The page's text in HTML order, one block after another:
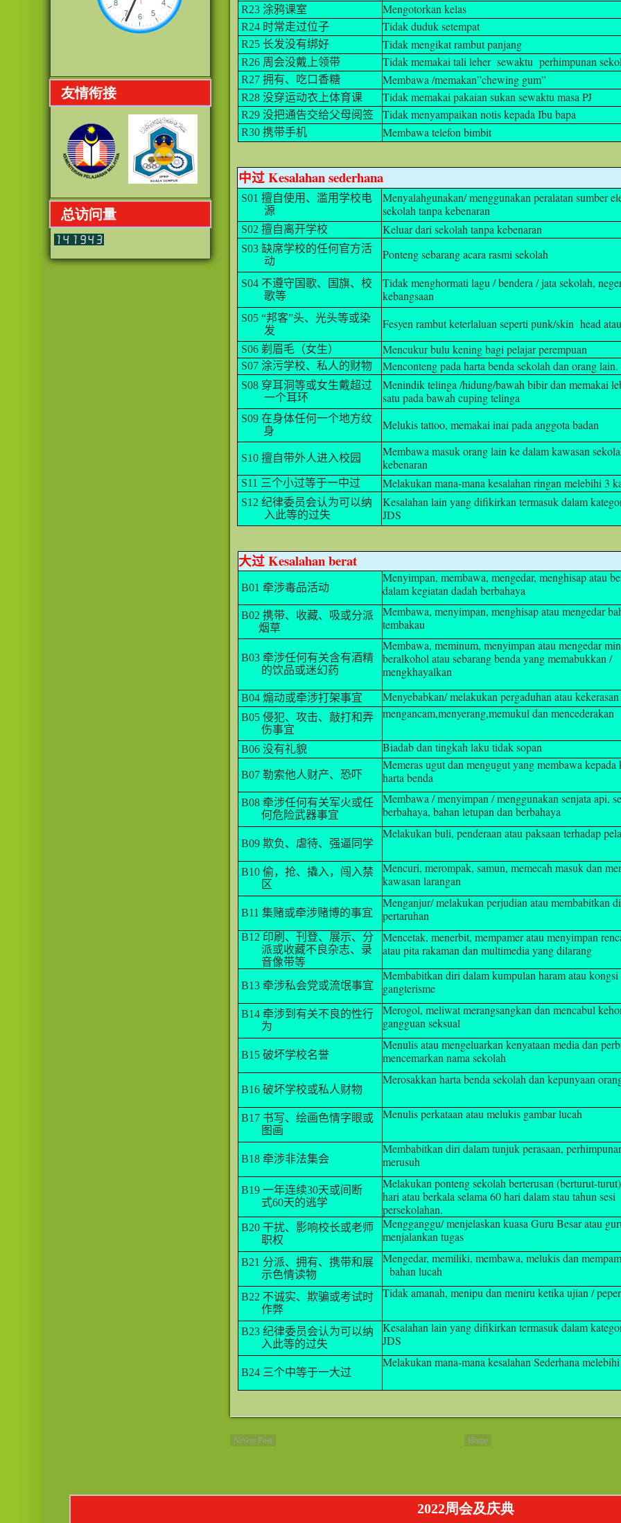
R23涂鸦课室 Mengotorkan kelas
R24 时常走过位子 Tidak duduk setempat
R25 长发没有绑好 Tidak mengikat rambut panjang
R26 周会没戴上领带 Tidak memakai tali leher sewaktu perhimpunan
R27拥有、吃口香糖 Membawa /memakan”chewing gum”
R28没穿运动衣上体育课 Tidak memakai pakaian sukan sewaktu masa PJ
R29没把通告交给父母阅签 Tidak menyampaikan notis kepada Ibu bapa
R30携带手机 Membawa telefon bimbit
中过Kesalahan sederhana
S01 擅自使用、滥用学校电
源
Menyalahgunakan/ menggunakan peralatan sumber
sekolah tanpa kebenaran
S02 擅自离开学校 Keluar dari sekolah tanpa kebenaran
S03 缺席学校的任何官方活
动
Ponteng sebarang acara rasmi sekolah
S04 不遵守国歌、国旗、校
歌等
Tidak menghormati lagu / bendera / jata sekolah,
kebangsaan
S05 “邦客”头、光头等或染
发
Fesyen rambut keterlaluan seperti punk/skin head
S06 剃眉毛（女生） Mencukur bulu kening bagi pelajar perempuan
S07 涂污学校、私人的财物 Menconteng pada harta benda sekolah dan orang lain.
S08 穿耳洞等或女生戴超过
一个耳环
Menindik telinga /hidung/bawah bibir dan memakai
satu pada bawah cuping telinga
S09 在身体任何一个地方纹
身
Melukis tattoo, memakai inai pada anggota badan
S10 擅自带外人进入校园
Membawa masuk orang lain ke dalam kawasan
kebenaran
S11 三个小过等于一中过 Melakukan mana-mana kesalahan ringan melebihi 3
S12 纪律委员会认为可以纳
入此等的过失
Kesalahan lain yang difikirkan termasuk dalam
JDS
大过Kesalahan berat
B01牵涉毒品活动
Menyimpan, membawa, mengedar, menghisap atau
dalam kegiatan dadah berbahaya
B02携带、收藏、吸或分派
烟草
Membawa, menyimpan, menghisap atau mengedar
tembakau
B03牵涉任何有关含有酒精
的饮品或迷幻药
Membawa, meminum, menyimpan atau mengedar
beralkohol atau sebarang benda yang memabukkan /
mengkhayalkan
B04煽动或牵涉打架事宜 Menyebabkan/ melakukan pergaduhan atau kekerasan
B05侵犯、攻击、敲打和弄
伤事宜
mengancam,menyerang,memukul dan mencederakan
B06没有礼貌 Biadab dan tingkah laku tidak sopan
B07勒索他人财产、恐吓
Memeras ugut dan mengugut yang membawa kepada
harta benda
B08牵涉任何有关军火或任
何危险武器事宜
Membawa / menyimpan / menggunakan senjata api,
berbahaya, bahan letupan dan berbahaya
B09欺负、虐待、强逼同学
Melakukan buli, penderaan atau paksaan terhadap
B10偷，抢、撬入，闯入禁
区
Mencuri, merompak, samun, memecah masuk dan
kawasan larangan
B11集赌或牵涉赌博的事宜
Menganjur/ melakukan perjudian atau membabitkan
pertaruhan
B12 印刷、刊登、展示、分
派或收藏不良杂志、录
音像带等
Mencetak, menerbit, mempamer atau menyimpan
atau pita rakaman dan multimedia yang dilarang
B13牵涉私会党或流氓事宜
Membabitkan diri dalam kumpulan haram atau kongsi
gangterisme
B14牵涉到有关不良的性行
为
Merogol, meliwat merangsangkan dan mencabul
gangguan seksual
B15破坏学校名誉
Menulis atau mengeluarkan kenyataan media dan
mencemarkan nama sekolah
B16破坏学校或私人财物
Merosakkan harta benda sekolah dan kepunyaan
B17 书写、绘画色情字眼或
图画
Menulis perkataan atau melukis gambar lucah
B18牵涉非法集会
Membabitkan diri dalam tunjuk perasaan,
merusuh
B19一年连续30天或间断
式60天的逃学
Melakukan ponteng sekolah berterusan (berturut-
hari atau berkala selama 60 hari dalam stau tahun sesi
persekolahan.
B20干扰、影响校长或老师
职权
Mengganggu/ menjelaskan kuasa Guru Besar atau
menjalankan tugas
B21 分派、拥有、携带和展
示色情读物
Mengedar, memiliki, membawa, melukis dan
bahan lucah
B22 不诚实、欺骗或考试时
作弊
Tidak amanah, menipu dan meniru ketika ujian /
B23纪律委员会认为可以纳
入此等的过失
Kesalahan lain yang difikirkan termasuk dalam
JDS
B24 三个中等于一大过
Melakukan mana-mana kesalahan Sederhana
Newer Post Home
友情衔接
总访问量
2022周会及庆典